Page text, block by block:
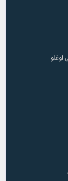
اوغلو